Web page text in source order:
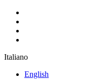
Italiano
English